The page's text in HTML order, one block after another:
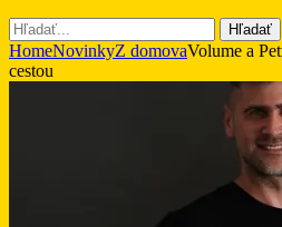
Hľadať
HomeNovinkyZ domovaVolume a
cestou